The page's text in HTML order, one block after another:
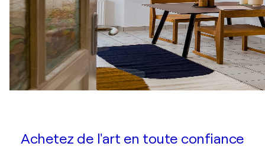
Achetez de l'art en toute confiance